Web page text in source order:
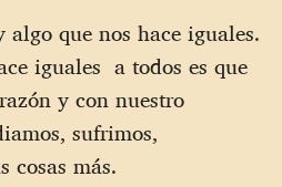
algo que nos hace iguales.
iguales a todos es que
y con nuestro
sufrimos,
cosas más.